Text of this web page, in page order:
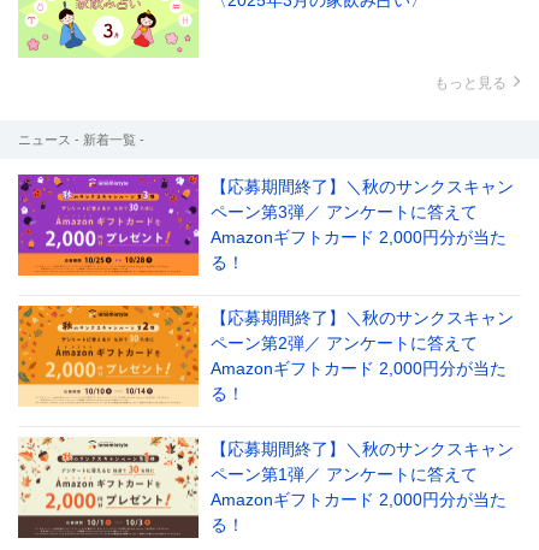
もっと見る
ニュース - 新着一覧 -
【応募期間終了】＼秋のサンクスキャン
ペーン第3弾／ アンケートに答えて
Amazonギフトカード 2,000円分が当た
る！
【応募期間終了】＼秋のサンクスキャン
ペーン第2弾／ アンケートに答えて
Amazonギフトカード 2,000円分が当た
る！
【応募期間終了】＼秋のサンクスキャン
ペーン第1弾／ アンケートに答えて
Amazonギフトカード 2,000円分が当た
る！